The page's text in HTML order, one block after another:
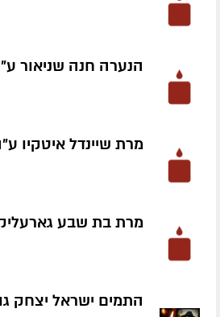
הנערה חנה שניאור
מרת שיינדל איטקיו
מרת בת שבע
התמים ישראל יצחק